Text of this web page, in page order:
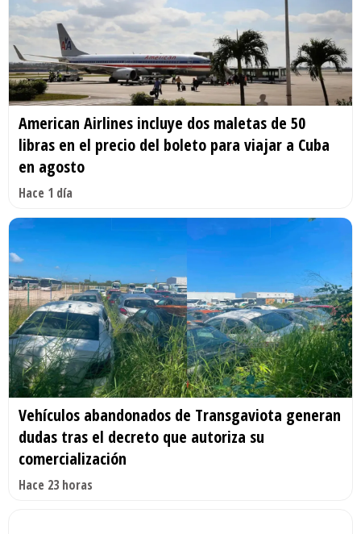
American Airlines incluye dos maletas de 50
libras en el precio del boleto para viajar a Cuba
en agosto
Hace 1 día
Vehículos abandonados de Transgaviota generan
dudas tras el decreto que autoriza su
comercialización
Hace 23 horas